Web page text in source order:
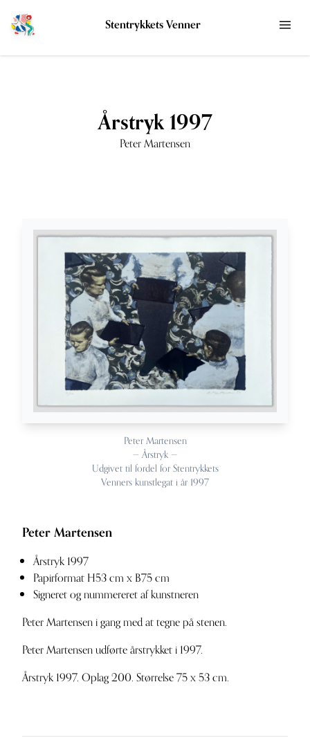
Stentrykkets Venner
Årstryk 1997
Peter Martensen
Peter Martensen
— Årstryk —
Udgivet til fordel for Stentrykkets
Venners kunstlegat i år 1997
Peter Martensen
Årstryk 1997
Papirformat H53 cm x B75 cm
Signeret og nummereret af kunstneren
Peter Martensen i gang med at tegne på stenen.
Peter Martensen udførte årstrykket i 1997.
Årstryk 1997. Oplag 200. Størrelse 75 x 53 cm.